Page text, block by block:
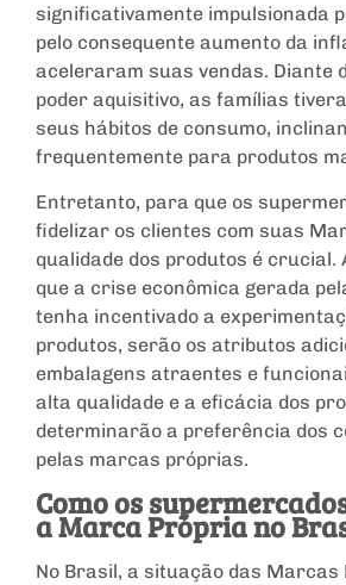
significativamente impulsionada
pelo consequente aumento da
aceleraram suas vendas. Diante
poder aquisitivo, as famílias
seus hábitos de consumo,
frequentemente para produtos
Entretanto, para que os
fidelizar os clientes com suas
qualidade dos produtos é crucial.
que a crise econômica gerada
tenha incentivado a
produtos, serão os atributos
embalagens atraentes e
alta qualidade e a eficácia dos
determinarão a preferência dos
pelas marcas próprias.
Como os
a Marca Própria no
No Brasil, a situação das Marcas